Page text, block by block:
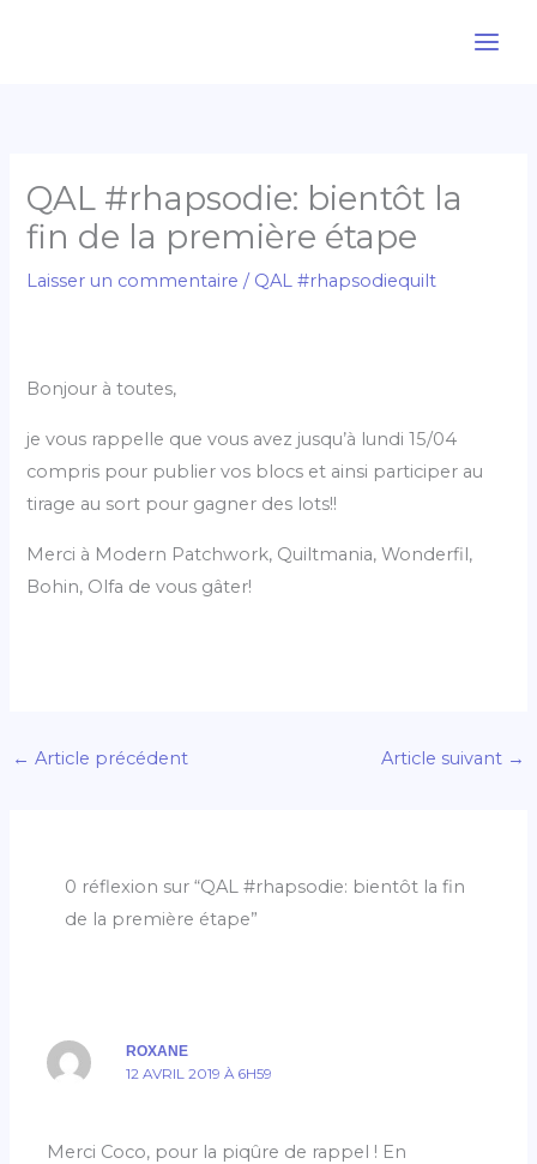
QAL #rhapsodie: bientôt la
fin de la première étape
Laisser un commentaire / QAL #rhapsodiequilt
Bonjour à toutes,
je vous rappelle que vous avez jusqu’à lundi 15/04
compris pour publier vos blocs et ainsi participer au
tirage au sort pour gagner des lots!!
Merci à Modern Patchwork, Quiltmania, Wonderfil,
Bohin, Olfa de vous gâter!
← Article précédent Article suivant →
0 réflexion sur “QAL #rhapsodie: bientôt la fin
de la première étape”
ROXANE
12 AVRIL 2019 À 6H59
Merci Coco, pour la piqûre de rappel ! En